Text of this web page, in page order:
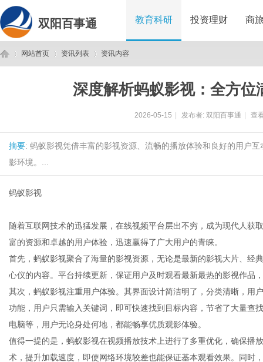
双阳百事通 教育科研 投资理财 商
网站首页 资讯列表 资讯内容
深度解析蚂蚁影视：全方位
2026-05-15 发布者: 双阳百事通 查
摘要: 蚂蚁影视凭借丰富的影视资源、流畅的播放体验和良好的用户
影环境。...
蚂蚁影视
随着互联网技术的迅猛发展，在线视频平台层出不穷，成为现代人获
富的资源和卓越的用户体验，迅速赢得了广大用户的青睐。
首先，蚂蚁影视聚合了海量的影视资源，无论是最新的影视大片、经
心仪的内容。平台持续更新，保证用户及时观看最新最热的影视作品
其次，蚂蚁影视注重用户体验。其界面设计简洁明了，分类清晰，用
功能，用户只需输入关键词，即可快速找到目标内容，节省了大量查
电脑等，用户无论身处何地，都能畅享优质观影体验。
值得一提的是，蚂蚁影视在视频播放技术上进行了多重优化，确保播
术，提升加载速度，即使网络环境较差也能保证基本观看效果。同时